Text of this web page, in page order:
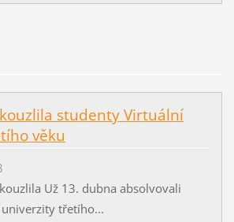
studenty Virtuální
věku
Už 13. dubna absolvovali
třetího...